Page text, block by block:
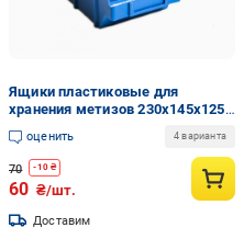
Ящики пластиковые для
хранения метизов 230х145х125
мм Синий (1002)
оценить 4 варианта
70 -10 ₴
60 ₴/шт.
Доставим